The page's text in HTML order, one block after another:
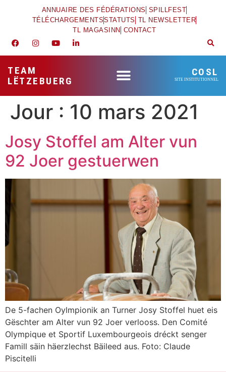
ANNUAIRE DES FÉDÉRATIONS SPILLFEST
TÉLÉCHARGEMENTSSTATUTS TL NEWSLETTER
TL MAGASINN CONTACT
TEAM
LËTZEBUERG
COSL
SITE INSTITUTIONNEL
Jour : 10 mars 2021
Josy Stoffel am Alter vun
92 Joer gestuerwen
De 5-fachen Oylmpionik an Turner Josy Stoffel huet eis
Gëschter am Alter vun 92 Joer verlooss. Den Comité
Olympique et Sportif Luxembourgeois dréckt senger
Famill säin häerzlechst Bäileed aus. Foto: Claude
Piscitelli